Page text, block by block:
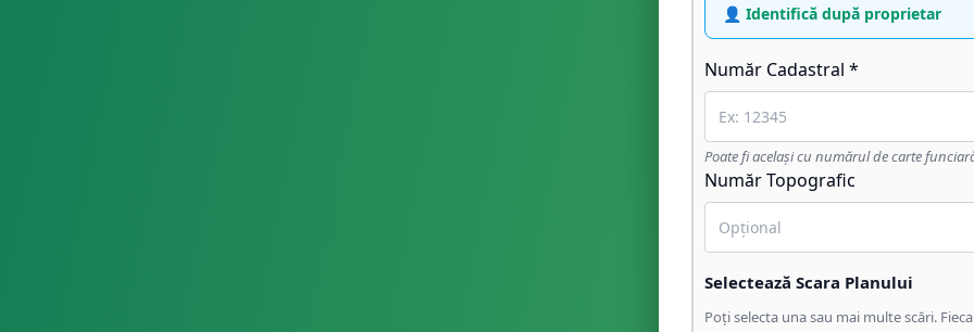
👤 Identifică după proprietar
Număr Cadastral *
Poate fi același cu numărul de carte
Număr Topografic
Selectează Scara Planului
Poți selecta una sau mai multe scări.